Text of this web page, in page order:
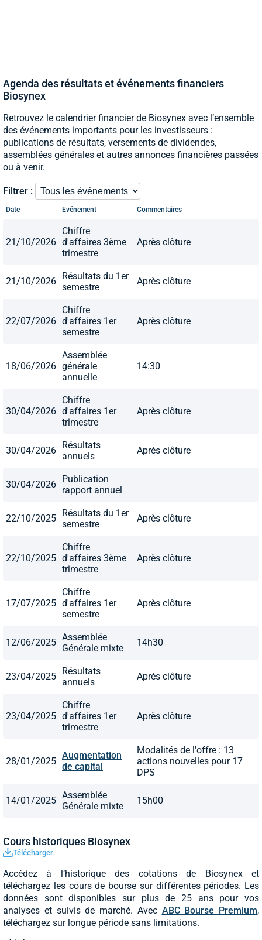
Agenda des résultats et événements financiers
Biosynex
Retrouvez le calendrier financier de Biosynex avec l’ensemble
des événements importants pour les investisseurs :
publications de résultats, versements de dividendes,
assemblées générales et autres annonces financières passées
ou à venir.
Filtrer :
Date Evénement Commentaires
21/10/2026
Chiffre
d'affaires 3ème
trimestre
Après clôture
21/10/2026
Résultats du 1er
semestre
Après clôture
22/07/2026
Chiffre
d'affaires 1er
semestre
Après clôture
18/06/2026
Assemblée
générale
annuelle
14:30
30/04/2026
Chiffre
d'affaires 1er
trimestre
Après clôture
30/04/2026
Résultats
annuels
Après clôture
30/04/2026
Publication
rapport annuel
22/10/2025
Résultats du 1er
semestre
Après clôture
22/10/2025
Chiffre
d'affaires 3ème
trimestre
Après clôture
17/07/2025
Chiffre
d'affaires 1er
semestre
Après clôture
12/06/2025 Assemblée
Générale mixte
14h30
23/04/2025
Résultats
annuels
Après clôture
23/04/2025
Chiffre
d'affaires 1er
trimestre
Après clôture
28/01/2025
Augmentation
de capital
Modalités de l'offre : 13
actions nouvelles pour 17
DPS
14/01/2025 Assemblée
Générale mixte
15h00
Cours historiques Biosynex
Télécharger
Accédez à l’historique des cotations de Biosynex et
téléchargez les cours de bourse sur différentes périodes. Les
données sont disponibles sur plus de 25 ans pour vos
analyses et suivis de marché. Avec ABC Bourse Premium,
téléchargez sur longue période sans limitations.